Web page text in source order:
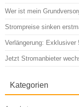
Wer ist mein
Strompreise sinken
Verlängerung: Exklusiver
Jetzt Stromanbieter
Kategorien